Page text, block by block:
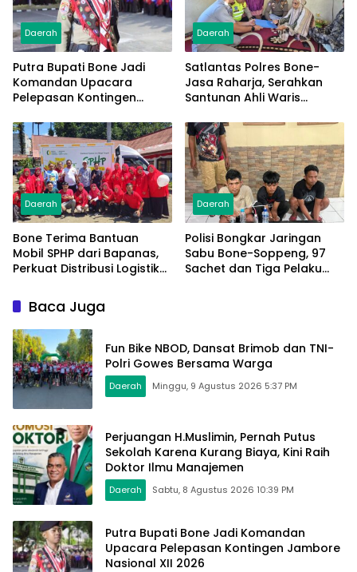
Daerah
Putra Bupati Bone Jadi
Komandan Upacara
Pelepasan Kontingen
Daerah
Satlantas Polres Bone-
Jasa Raharja, Serahkan
Santunan Ahli Waris
Rp50 Juta
Daerah
Bone Terima Bantuan
Mobil SPHP dari Bapanas,
Perkuat Distribusi Logistik
Daerah
Polisi Bongkar Jaringan
Sabu Bone-Soppeng, 97
Sachet dan Tiga Pelaku
Baca Juga
Fun Bike NBOD, Dansat Brimob dan TNI-
Polri Gowes Bersama Warga
Daerah Minggu, 9 Agustus 2026 5:37 PM
Perjuangan H.Muslimin, Pernah Putus
Sekolah Karena Kurang Biaya, Kini Raih
Doktor Ilmu Manajemen
Daerah Sabtu, 8 Agustus 2026 10:39 PM
Putra Bupati Bone Jadi Komandan
Upacara Pelepasan Kontingen Jambore
Nasional XII 2026